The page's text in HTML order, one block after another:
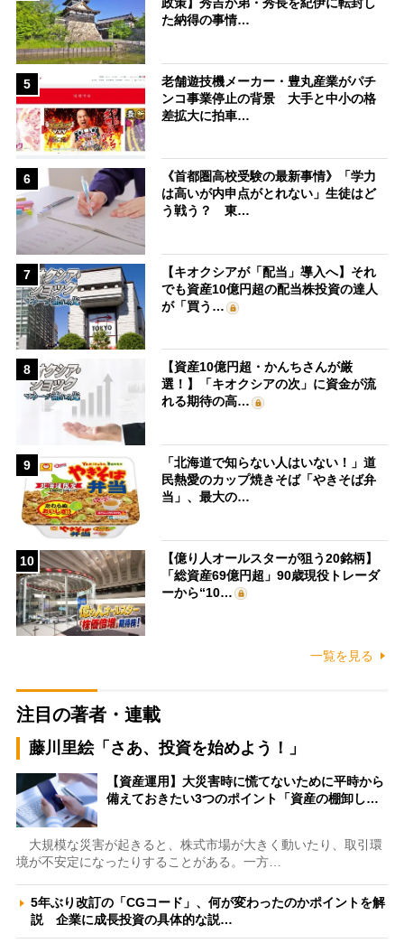
政策】秀吉が弟・秀長を紀伊に転封し
た納得の事情…
5
老舗遊技機メーカー・豊丸産業がパチ
ンコ事業停止の背景 大手と中小の格
差拡大に拍車…
6
《首都圏高校受験の最新事情》「学力
は高いが内申点がとれない」生徒はど
う戦う？ 東…
7
【キオクシアが「配当」導入へ】それ
でも資産10億円超の配当株投資の達人
が「買う…
8
【資産10億円超・かんちさんが厳
選！】「キオクシアの次」に資金が流
れる期待の高…
9
「北海道で知らない人はいない！」道
民熱愛のカップ焼きそば「やきそば弁
当」、最大の…
10
【億り人オールスターが狙う20銘柄】
「総資産69億円超」90歳現役トレーダ
ーから“10…
一覧を見る
注目の著者・連載
藤川里絵「さあ、投資を始めよう！」
【資産運用】大災害時に慌てないために平時から
備えておきたい3つのポイント「資産の棚卸し…
大規模な災害が起きると、株式市場が大きく動いたり、取引環
境が不安定になったりすることがある。一方…
5年ぶり改訂の「CGコード」、何が変わったのかポイントを解
説 企業に成長投資の具体的な説…